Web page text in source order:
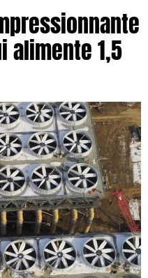
alimente 1,5